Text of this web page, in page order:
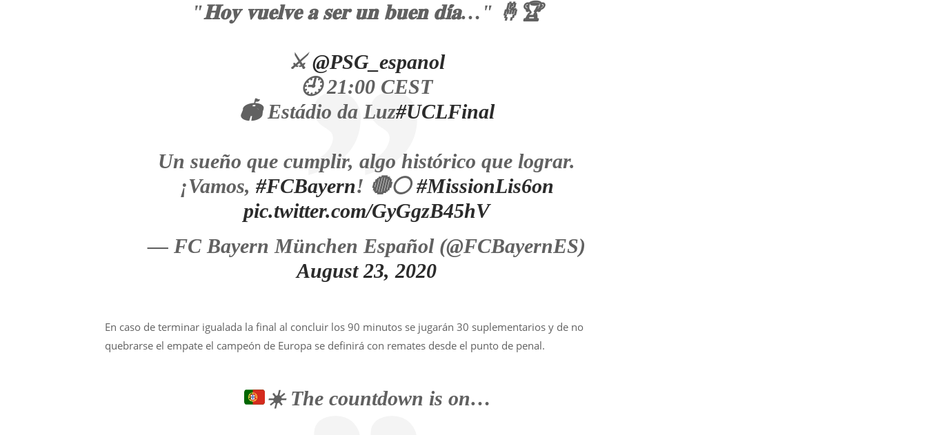
"𝐇𝐨𝐲 𝐯𝐮𝐞𝐥𝐯𝐞 𝐚 𝐬𝐞𝐫 𝐮𝐧 𝐛𝐮𝐞𝐧 𝐝𝐢́𝐚…" 🤞🏆
⚔@PSG_espanol
🕘 21:00 CEST
🏟 Estádio da Luz#UCLFinal
Un sueño que cumplir, algo histórico que lograr.
¡Vamos, #FCBayern! 🔴⚪#MissionLis6on
pic.twitter.com/GyGgzB45hV
— FC Bayern München Español (@FCBayernES)
August 23, 2020
En caso de terminar igualada la final al concluir los 90 minutos se jugarán 30 suplementarios y de no
quebrarse el empate el campeón de Europa se definirá con remates desde el punto de penal.
☀️The countdown is on…